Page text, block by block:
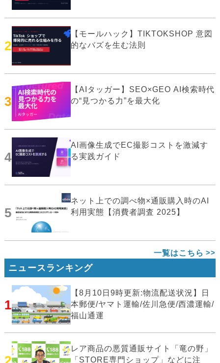
2
【モールハック】TIKTOKSHOP 意図
的なバズを生む法則
3
【AIタッガー】SEO×GEO AI検索時代
の“見つかる力”を最大化
4
AI画像生成でEC撮影コストを激減す
る実践ガイド
5
ネット上での調べ物×通販購入時のAI
利用実態【消費者調査 2025】
一覧はこちら
ニュースランキング
1
【8月10日9時更新:物流配送状況】日
本郵便/ヤマト運輸/佐川急便/西濃運輸/
福山通運
レア商品の悪質通販サイト「竜の野」
「STORE専門ショップ」などに注